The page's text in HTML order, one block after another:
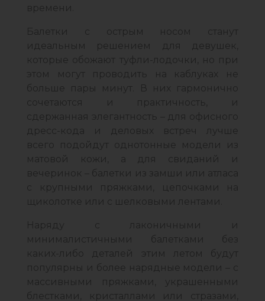
времени.
Балетки с острым носом станут
идеальным решением для девушек,
которые обожают туфли-лодочки, но при
этом могут проводить на каблуках не
больше пары минут. В них гармонично
сочетаются и практичность, и
сдержанная элегантность – для офисного
дресс-кода и деловых встреч лучше
всего подойдут однотонные модели из
матовой кожи, а для свиданий и
вечеринок – балетки из замши или атласа
с крупными пряжками, цепочками на
щиколотке или с шелковыми лентами.
Наряду с лаконичными и
минималистичными балетками без
каких-либо деталей этим летом будут
популярны и более нарядные модели – с
массивными пряжками, украшенными
блестками, кристаллами или стразами,